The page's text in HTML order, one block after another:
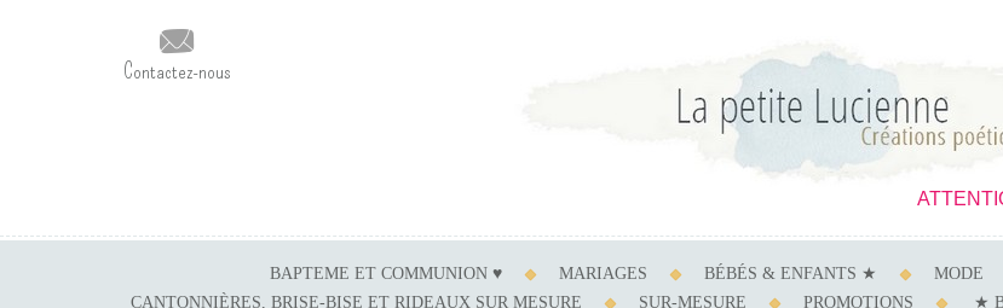
Contactez-nous
BAPTEME ET COMMUNION ♥ MARIAGES BÉBÉS & ENFANTS ★ MODE
CANTONNIÈRES, BRISE-BISE ET RIDEAUX SUR MESURE
SUR-MESURE PROMOTIONS ★
ATTENTION